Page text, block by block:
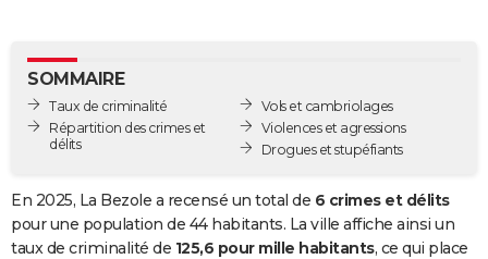
GUIDES D'ACHAT
BONS PLANS
Carte de Noël
Carte Bonne année
Carte Saint-Valentin
Carte Pâques
Carte d'anniversaire
DICTIONNAIRE
Dictionnaire
Biographies
Citations
Expressions
Proverbes
PROGRAMME TV
SOMMAIRE
Taux de criminalité
Répartition des crimes et
délits
Vols et cambriolages
Violences et agressions
Drogues et stupéfiants
En 2025, La Bezole a recensé un total de 6 crimes et délits
pour une population de 44 habitants. La ville affiche ainsi un
taux de criminalité de 125,6 pour mille habitants, ce qui place